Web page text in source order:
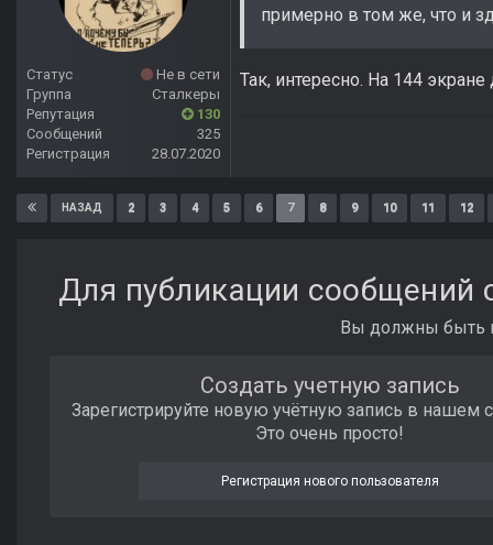
Статус
Не в сети
Группа
Сталкеры
Репутация
130
Сообщений
325
Регистрация
28.07.2020
примерно в том же, что и
Так, интересно. На 144
НАЗАД 2 3 4 5 6 7 8 9 10 11 12
Для публикации сообщений
Вы должны быть
Создать учетную запись
Зарегистрируйте новую учётную запись в нашем
Это очень просто!
Регистрация нового пользователя